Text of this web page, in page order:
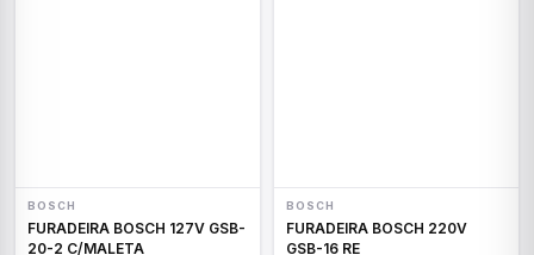
BOSCH
FURADEIRA BOSCH 127V GSB-
20-2 C/MALETA
BOSCH
FURADEIRA BOSCH 220V
GSB-16 RE